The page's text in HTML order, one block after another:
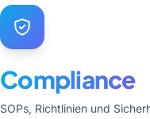
Compliance
SOPs, Richtlinien und